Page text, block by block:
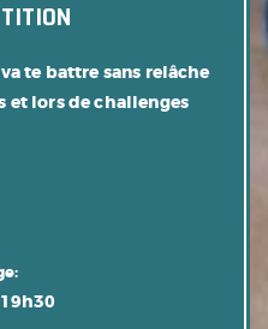
te battre sans relâche
et lors de challenges